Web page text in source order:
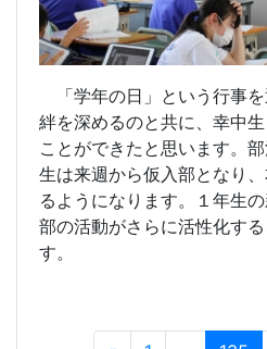
「学年の日」という行事
絆を深めるのと共に、幸中
ことができたと思います。
生は来週から仮入部となり
るようになります。１年生
部の活動がさらに活性化す
す。